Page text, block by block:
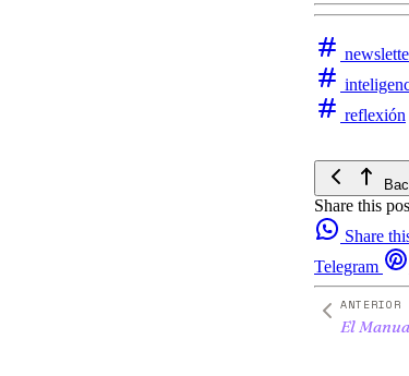
reflexión
Share this
Share
Telegram
ANTERIOR
El